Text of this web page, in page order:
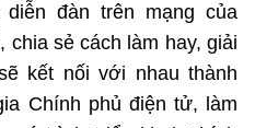
đàn trên mạng của
sẻ cách làm hay, giải
kết nối với nhau thành
Chính phủ điện tử, làm